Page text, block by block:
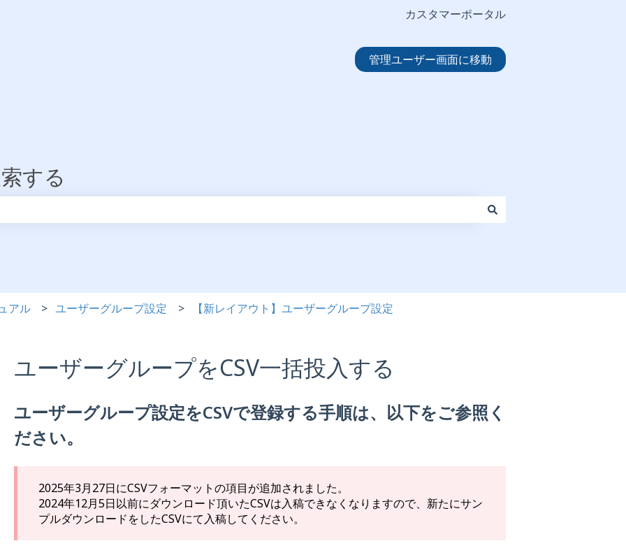
カスタマーポータル
管理ユーザー画面に移動
する
アル ユーザーグループ設定 【新レイアウト】ユーザーグループ設定
ユーザーグループをCSV一括投入する
ユーザーグループ設定をCSVで登録する手順は、以下をご参照く
ださい。
2025年3月27日にCSVフォーマットの項目が追加されました。
2024年12月5日以前にダウンロード頂いたCSVは入稿できなくなりますので、新たにサン
プルダウンロードをしたCSVにて入稿してください。